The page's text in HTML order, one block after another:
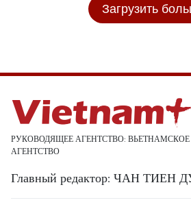
Загрузить
РУКОВОДЯЩЕЕ АГЕНТСТВО:
АГЕНТСТВО
Главный редактор: ЧАН ТИЕН